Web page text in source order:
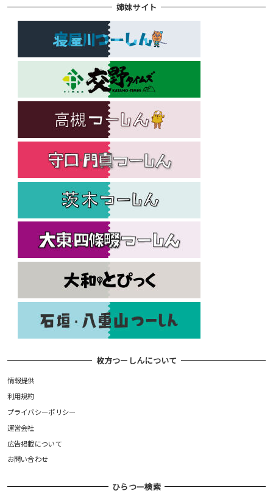
姉妹サイト
枚方つーしんについて
情報提供
利用規約
プライバシーポリシー
運営会社
広告掲載について
お問い合わせ
ひらつー検索